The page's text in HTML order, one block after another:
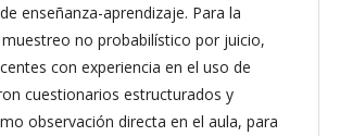
enseñanza-aprendizaje. Para la
no probabilístico por juicio,
con experiencia en el uso de
cuestionarios estructurados y
observación directa en el aula, para